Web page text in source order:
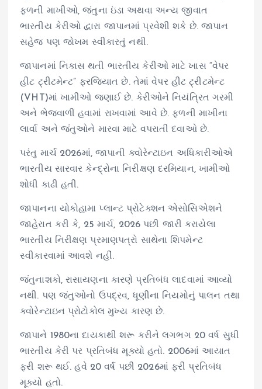
ફળની માખીઓ, જંતુના ઇંડા અથવા અન્ય જીવાત
ભારતીય કેરીઓ દ્વારા જાપાનમાં પ્રવેશી શકે છે. જાપાન
સહેજ પણ જોખમ સ્વીકારતું નથી.
જાપાનમાં નિકાસ થતી ભારતીય કેરીઓ માટે ખાસ “વેપર
હીટ ટ્રીટમેન્ટ” ફરજિયાત છે. તેમાં વેપર હીટ ટ્રીટમેન્ટ
(VHT)માં ખામીઓ જણાઈ છે. કેરીઓને નિયંત્રિત ગરમી
અને ભેજવાળી હવામાં રાખવામાં આવે છે. ફળની માખીના
લાર્વા અને જંતુઓને મારવા માટે વપરાતી દવાઓ છે.
પરંતુ માર્ચ 2026માં, જાપાની ક્વોરેન્ટાઇન અધિકારીઓએ
ભારતીય સારવાર કેન્દ્રોના નિરીક્ષણ દરમિયાન, ખામીઓ
શોધી કાઢી હતી.
જાપાનના યોકોહામા પ્લાન્ટ પ્રોટેક્શન એસોસિએશને
જાહેરાત કરી કે, 25 માર્ચ, 2026 પછી જારી કરાયેલા
ભારતીય નિરીક્ષણ પ્રમાણપત્રો સાથેના શિપમેન્ટ
સ્વીકારવામાં આવશે નહીં.
જંતુનાશકો, રાસાયણના કારણે પ્રતિબંધ લાદવામાં આવ્યો
નથી. પણ જંતુઓનો ઉપદ્રવ, ધૂણીના નિયમોનું પાલન તથા
ક્વોરેન્ટાઇન પ્રોટોકોલ મુખ્ય કારણ છે.
જાપાને 1980ના દાયકાથી શરૂ કરીને લગભગ 20 વર્ષ સુધી
ભારતીય કેરી પર પ્રતિબંધ મૂક્યો હતો. 2006માં આયાત
ફરી શરૂ થઈ. હવે 20 વર્ષ પછી 2026માં ફરી પ્રતિબંધ
મૂક્યો હતો.